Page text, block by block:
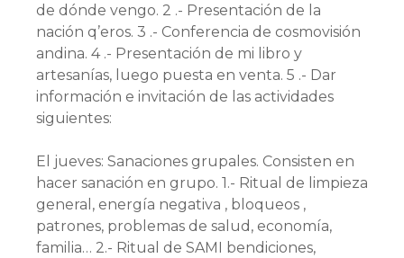
de dónde vengo. 2 .- Presentación de la
nación q’eros. 3 .- Conferencia de cosmovisión
andina. 4 .- Presentación de mi libro y
artesanías, luego puesta en venta. 5 .- Dar
información e invitación de las actividades
siguientes:
El jueves: Sanaciones grupales. Consisten en
hacer sanación en grupo. 1.- Ritual de limpieza
general, energía negativa , bloqueos ,
patrones, problemas de salud, economía,
familia… 2.- Ritual de SAMI bendiciones,